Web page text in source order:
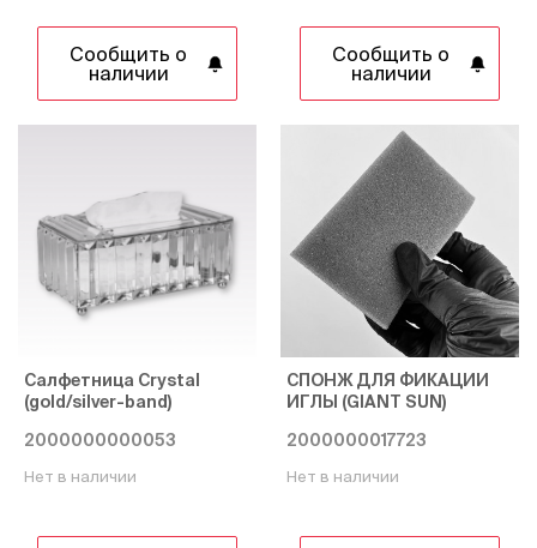
Сообщить о
наличии
Сообщить о
наличии
Салфетница Crystal
(gold/silver-band)
2000000000053
Нет в наличии
СПОНЖ ДЛЯ ФИКАЦИИ
ИГЛЫ (GIANT SUN)
2000000017723
Нет в наличии